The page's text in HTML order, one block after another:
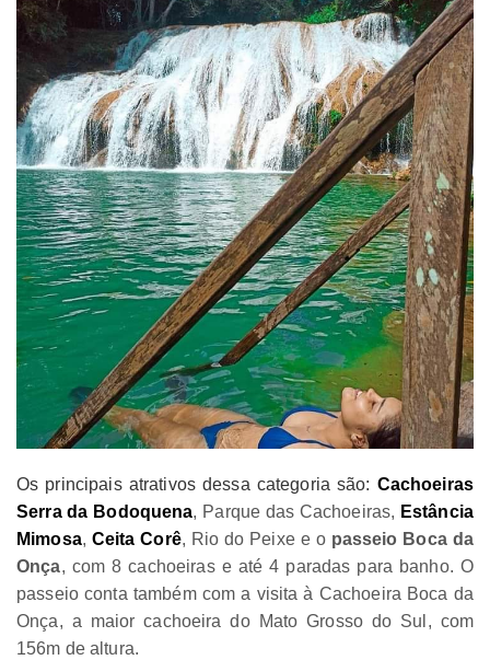
Os principais atrativos dessa categoria são: Cachoeiras
Serra da Bodoquena, Parque das Cachoeiras, Estância
Mimosa, Ceita Corê, Rio do Peixe e o passeio Boca da
Onça, com 8 cachoeiras e até 4 paradas para banho. O
passeio conta também com a visita à Cachoeira Boca da
Onça, a maior cachoeira do Mato Grosso do Sul, com
156m de altura.